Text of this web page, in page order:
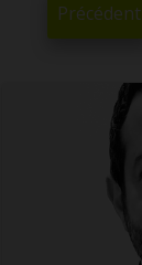
Précédent